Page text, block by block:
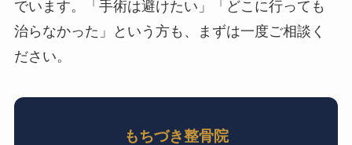
でいます。「手術は避けたい」「どこに行っても
治らなかった」という方も、まずは一度ご相談く
ださい。
もちづき整骨院